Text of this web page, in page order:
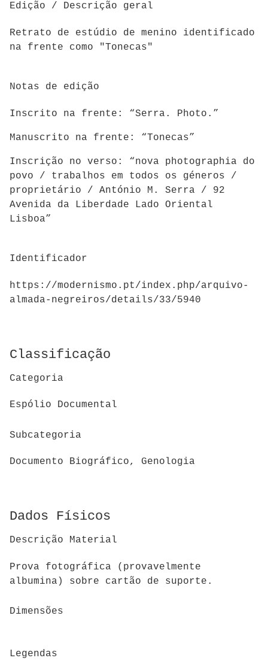
Edição / Descrição geral
Retrato de estúdio de menino identificado
na frente como "Tonecas"
Notas de edição
Inscrito na frente: “Serra. Photo.”
Manuscrito na frente: “Tonecas”
Inscrição no verso: “nova photographia do
povo / trabalhos em todos os géneros /
proprietário / António M. Serra / 92
Avenida da Liberdade Lado Oriental
Lisboa”
Identificador
https://modernismo.pt/index.php/arquivo-
almada-negreiros/details/33/5940
Classificação
Categoria
Espólio Documental
Subcategoria
Documento Biográfico, Genologia
Dados Físicos
Descrição Material
Prova fotográfica (provavelmente
albumina) sobre cartão de suporte.
Dimensões
Legendas